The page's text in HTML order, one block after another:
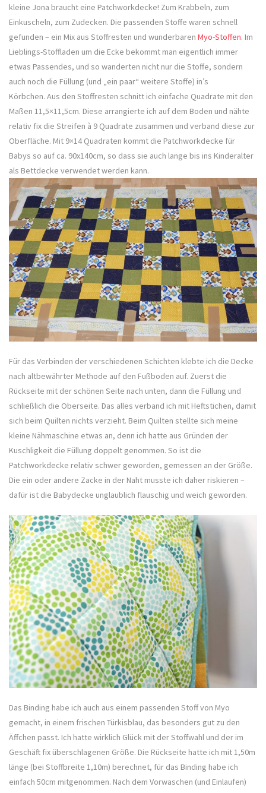
kleine Jona braucht eine Patchworkdecke! Zum Krabbeln, zum
Einkuscheln, zum Zudecken. Die passenden Stoffe waren schnell
gefunden – ein Mix aus Stoffresten und wunderbaren Myo-Stoffen. Im
Lieblings-Stoffladen um die Ecke bekommt man eigentlich immer
etwas Passendes, und so wanderten nicht nur die Stoffe, sondern
auch noch die Füllung (und „ein paar“ weitere Stoffe) in’s
Körbchen. Aus den Stoffresten schnitt ich einfache Quadrate mit den
Maßen 11,5×11,5cm. Diese arrangierte ich auf dem Boden und nähte
relativ fix die Streifen à 9 Quadrate zusammen und verband diese zur
Oberfläche. Mit 9×14 Quadraten kommt die Patchworkdecke für
Babys so auf ca. 90x140cm, so dass sie auch lange bis ins Kinderalter
als Bettdecke verwendet werden kann.
Für das Verbinden der verschiedenen Schichten klebte ich die Decke
nach altbewährter Methode auf den Fußboden auf. Zuerst die
Rückseite mit der schönen Seite nach unten, dann die Füllung und
schließlich die Oberseite. Das alles verband ich mit Heftstichen, damit
sich beim Quilten nichts verzieht. Beim Quilten stellte sich meine
kleine Nähmaschine etwas an, denn ich hatte aus Gründen der
Kuschligkeit die Füllung doppelt genommen. So ist die
Patchworkdecke relativ schwer geworden, gemessen an der Größe.
Die ein oder andere Zacke in der Naht musste ich daher riskieren –
dafür ist die Babydecke unglaublich flauschig und weich geworden.
Das Binding habe ich auch aus einem passenden Stoff von Myo
gemacht, in einem frischen Türkisblau, das besonders gut zu den
Äffchen passt. Ich hatte wirklich Glück mit der Stoffwahl und der im
Geschäft fix überschlagenen Größe. Die Rückseite hatte ich mit 1,50m
länge (bei Stoffbreite 1,10m) berechnet, für das Binding habe ich
einfach 50cm mitgenommen. Nach dem Vorwaschen (und Einlaufen)